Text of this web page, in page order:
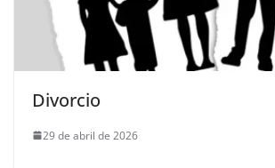
Divorcio
29 de abril de 2026